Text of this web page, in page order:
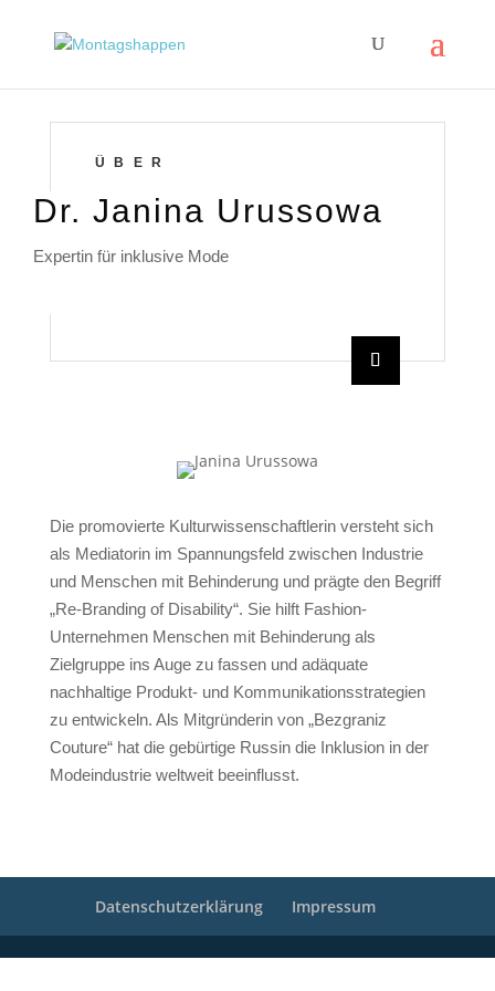
ÜBER
Dr. Janina Urussowa
Expertin für inklusive Mode
Die promovierte Kulturwissenschaftlerin versteht sich
als Mediatorin im Spannungsfeld zwischen Industrie
und Menschen mit Behinderung und prägte den Begriff
„Re-Branding of Disability“. Sie hilft Fashion-
Unternehmen Menschen mit Behinderung als
Zielgruppe ins Auge zu fassen und adäquate
nachhaltige Produkt- und Kommunikationsstrategien
zu entwickeln. Als Mitgründerin von „Bezgraniz
Couture“ hat die gebürtige Russin die Inklusion in der
Modeindustrie weltweit beeinflusst.
Datenschutzerklärung Impressum